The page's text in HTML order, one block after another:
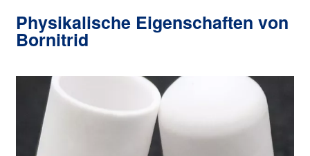
Physikalische Eigenschaften von
Bornitrid